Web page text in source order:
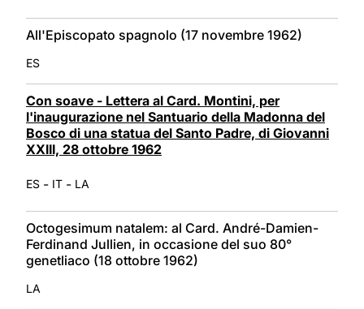
All'Episcopato spagnolo (17 novembre 1962)
ES
Con soave - Lettera al Card. Montini, per
l'inaugurazione nel Santuario della Madonna del
Bosco di una statua del Santo Padre, di Giovanni
XXIII, 28 ottobre 1962
ES - IT - LA
Octogesimum natalem: al Card. André-Damien-
Ferdinand Jullien, in occasione del suo 80°
genetliaco (18 ottobre 1962)
LA